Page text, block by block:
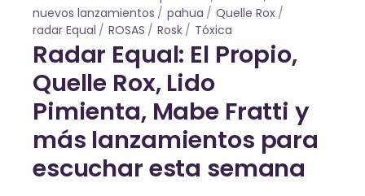
nuevos lanzamientos
pahua
Quelle Rox
radar Equal
ROSAS Rosk Tóxica
Radar Equal: El Propio,
Quelle Rox, Lido
Pimienta, Mabe Fratti y
más lanzamientos para
escuchar esta semana